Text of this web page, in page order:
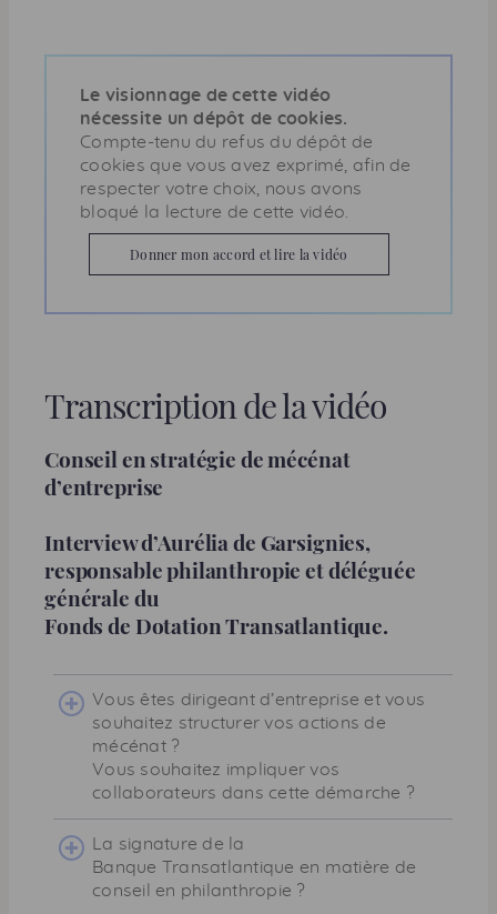
Le visionnage de cette vidéo
nécessite un dépôt de cookies.
Compte-tenu du refus du dépôt de
cookies que vous avez exprimé, afin de
respecter votre choix, nous avons
bloqué la lecture de cette vidéo.
Donner mon accord et lire la vidéo
Transcription de la vidéo
Conseil en stratégie de mécénat
d’entreprise
Interview d’Aurélia de Garsignies,
responsable philanthropie et déléguée
générale du
Fonds de Dotation Transatlantique.
Vous êtes dirigeant d’entreprise et vous
souhaitez structurer vos actions de
mécénat ?
Vous souhaitez impliquer vos
collaborateurs dans cette démarche ?
La signature de la
Banque Transatlantique en matière de
conseil en philanthropie ?